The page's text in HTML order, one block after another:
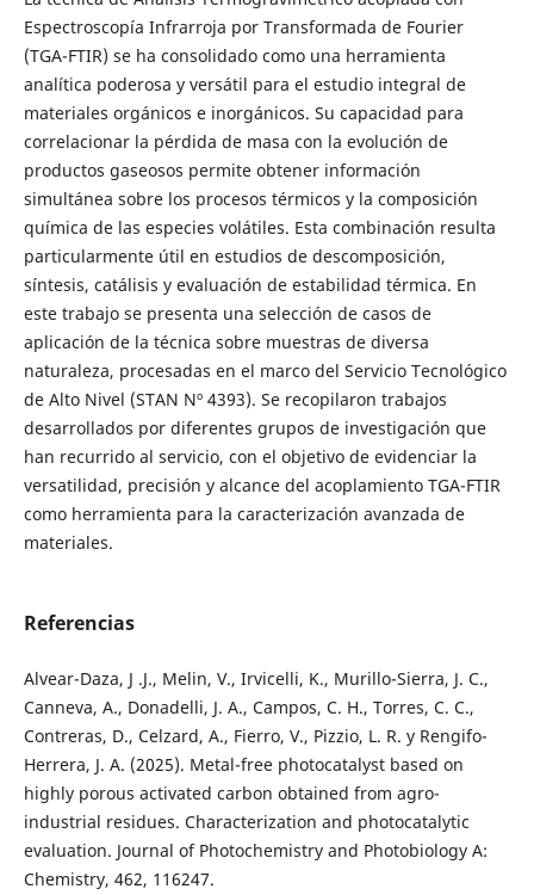
Espectroscopía Infrarroja por Transformada de Fourier
(TGA-FTIR) se ha consolidado como una herramienta
analítica poderosa y versátil para el estudio integral de
materiales orgánicos e inorgánicos. Su capacidad para
correlacionar la pérdida de masa con la evolución de
productos gaseosos permite obtener información
simultánea sobre los procesos térmicos y la composición
química de las especies volátiles. Esta combinación resulta
particularmente útil en estudios de descomposición,
síntesis, catálisis y evaluación de estabilidad térmica. En
este trabajo se presenta una selección de casos de
aplicación de la técnica sobre muestras de diversa
naturaleza, procesadas en el marco del Servicio Tecnológico
de Alto Nivel (STAN Nº 4393). Se recopilaron trabajos
desarrollados por diferentes grupos de investigación que
han recurrido al servicio, con el objetivo de evidenciar la
versatilidad, precisión y alcance del acoplamiento TGA-FTIR
como herramienta para la caracterización avanzada de
materiales.
Referencias
Alvear-Daza, J .J., Melin, V., Irvicelli, K., Murillo-Sierra, J. C.,
Canneva, A., Donadelli, J. A., Campos, C. H., Torres, C. C.,
Contreras, D., Celzard, A., Fierro, V., Pizzio, L. R. y Rengifo-
Herrera, J. A. (2025). Metal-free photocatalyst based on
highly porous activated carbon obtained from agro-
industrial residues. Characterization and photocatalytic
evaluation. Journal of Photochemistry and Photobiology A:
Chemistry, 462, 116247.